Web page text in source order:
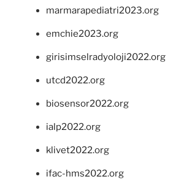
marmarapediatri2023.org
emchie2023.org
girisimselradyoloji2022.org
utcd2022.org
biosensor2022.org
ialp2022.org
klivet2022.org
ifac-hms2022.org